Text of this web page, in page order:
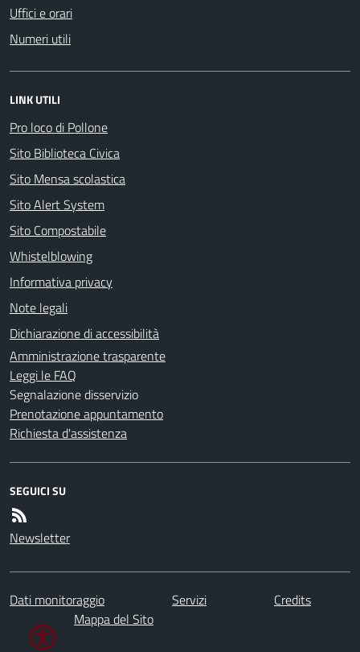
Uffici e orari
Numeri utili
LINK UTILI
Pro loco di Pollone
Sito Biblioteca Civica
Sito Mensa scolastica
Sito Alert System
Sito Compostabile
Whistelblowing
Informativa privacy
Note legali
Dichiarazione di accessibilità
Amministrazione trasparente
Leggi le FAQ
Segnalazione disservizio
Prenotazione appuntamento
Richiesta d'assistenza
SEGUICI SU
Newsletter
Dati monitoraggio Servizi
Credits
Mappa del Sito